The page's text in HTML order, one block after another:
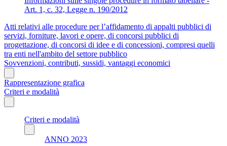
Art. 1, c. 32, Legge n. 190/2012
Atti relativi alle procedure per l’affidamento di appalti pubblici di
servizi, forniture, lavori e opere, di concorsi pubblici di
progettazione, di concorsi di idee e di concessioni, compresi quelli
tra enti nell'ambito del settore pubblico
Sovvenzioni, contributi, sussidi, vantaggi economici
Rappresentazione grafica
Criteri e modalità
Criteri e modalità
ANNO 2023